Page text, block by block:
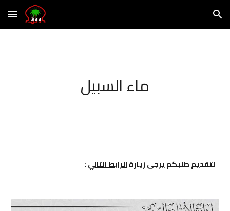
Skip to main content Skip to navigation
ماء السبيل
لتقديم طلبكم يرجى زيارةالرابط التالي: